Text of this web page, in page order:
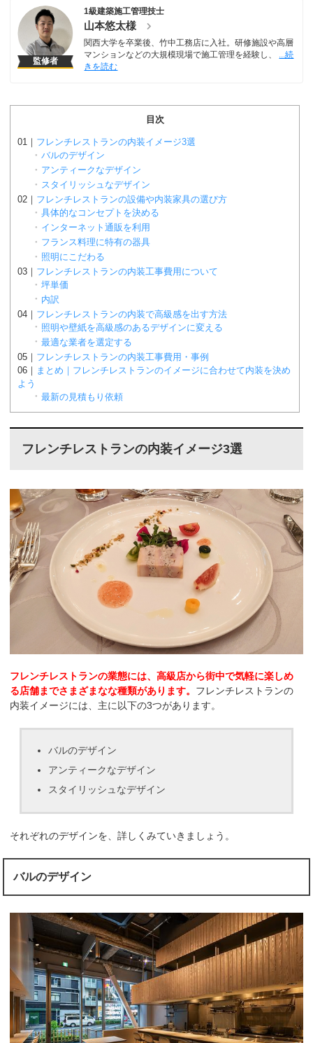
監修者
1級建築施工管理技士
山本悠太様
関西大学を卒業後、竹中工務店に入社。研修施設や高層
マンションなどの大規模現場で施工管理を経験し、
目次
フレンチレストランの内装イメージ3選
バルのデザイン
アンティークなデザイン
スタイリッシュなデザイン
フレンチレストランの設備や内装家具の選び方
具体的なコンセプトを決める
インターネット通販を利用
フランス料理に特有の器具
照明にこだわる
フレンチレストランの内装工事費用について
坪単価
内訳
フレンチレストランの内装で高級感を出す方法
照明や壁紙を高級感のあるデザインに変える
最適な業者を選定する
フレンチレストランの内装工事費用・事例
まとめ｜フレンチレストランのイメージに合わせて内装を決め
よう
最新の見積もり依頼
フレンチレストランの内装イメージ3選
フレンチレストランの業態には、高級店から街中で気軽に楽しめ
る店舗までさまざまなな種類があります。 フレンチレストランの
内装イメージには、主に以下の3つがあります。
バルのデザイン
アンティークなデザイン
スタイリッシュなデザイン
それぞれのデザインを、詳しくみていきましょう。
バルのデザイン